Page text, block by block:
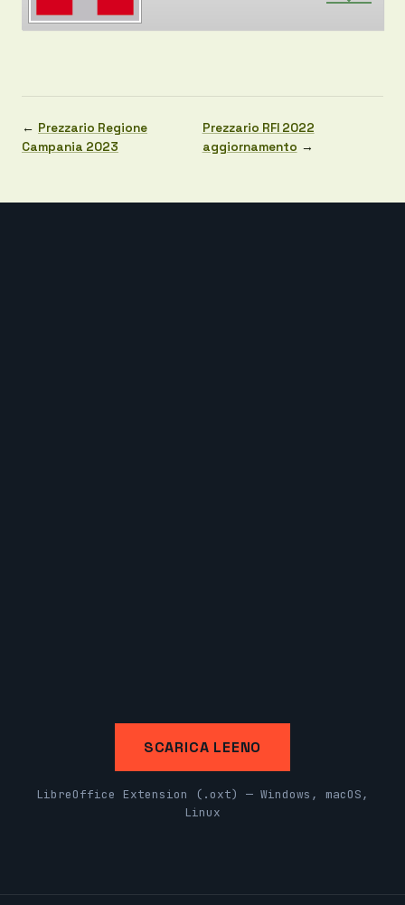
← Prezzario Regione
Campania 2023
Prezzario RFI 2022
aggiornamento →
SCARICA LEENO
LibreOffice Extension (.oxt) — Windows, macOS,
Linux